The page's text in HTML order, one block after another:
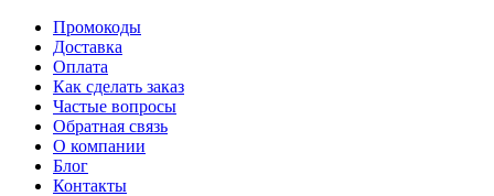
Промокоды
Доставка
Оплата
Как сделать заказ
Частые вопросы
Обратная связь
О компании
Блог
Контакты